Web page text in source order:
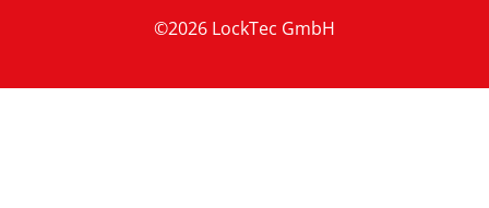
©2026 LockTec GmbH